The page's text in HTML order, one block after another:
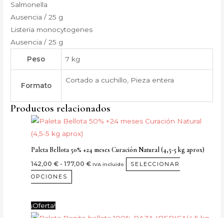
Salmonella
Ausencia / 25 g
Listeria monocytogenes
Ausencia / 25 g
Peso 7 kg
Formato
Cortado a cuchillo, Pieza entera
Productos relacionados
Paleta Bellota 50% +24 meses Curación Natural (4,5-5 kg aprox)
142,00€ - 177,00€
Rango
142,00 €
177,00 €
IVA incluido
SELECCIONAR
OPCIONES
Este
producto
tiene
variantes.
Las
¡Oferta!